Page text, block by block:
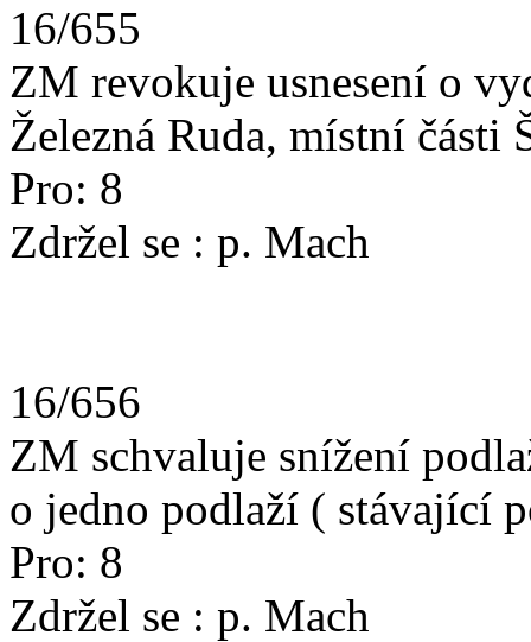
16/655
ZM revokuje usnesení o
Železná Ruda, místní části
Pro: 8
Zdržel se : p. Mach
16/656
ZM schvaluje snížení
o jedno podlaží ( stávající
Pro: 8
Zdržel se : p. Mach